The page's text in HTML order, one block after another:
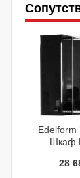
Edelform
Шкаф
28